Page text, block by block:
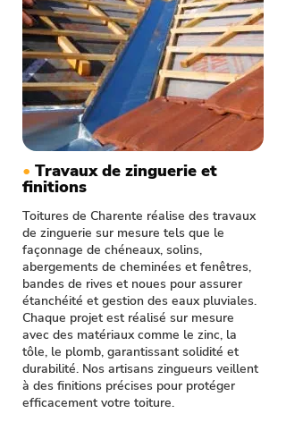
• Travaux de zinguerie et
finitions
Toitures de Charente réalise des travaux
de zinguerie sur mesure tels que le
façonnage de chéneaux, solins,
abergements de cheminées et fenêtres,
bandes de rives et noues pour assurer
étanchéité et gestion des eaux pluviales.
Chaque projet est réalisé sur mesure
avec des matériaux comme le zinc, la
tôle, le plomb, garantissant solidité et
durabilité. Nos artisans zingueurs veillent
à des finitions précises pour protéger
efficacement votre toiture.